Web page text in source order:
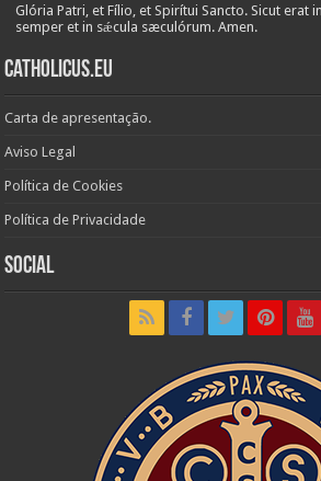
Glória Patri, et Fílio, et Spirítui Sancto. Sicut erat
semper et in sǽcula sæculórum. Amen.
Catholicus.eu
Carta de apresentação.
Aviso Legal
Política de Cookies
Política de Privacidade
Social